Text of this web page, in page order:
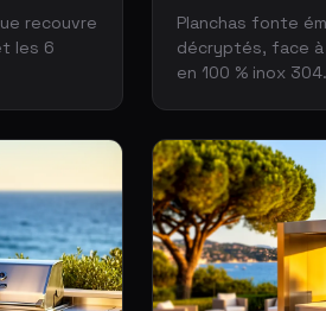
recouvre
les 6
Planchas fonte
décryptés, face
en 100 % inox